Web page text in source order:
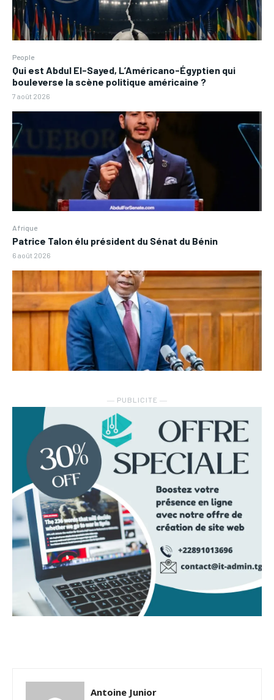
People
Qui est Abdul El-Sayed, L’Américano-Égyptien qui
bouleverse la scène politique américaine ?
7 août 2026
Afrique
Patrice Talon élu président du Sénat du Bénin
6 août 2026
― PUBLICITE ―
Antoine Junior